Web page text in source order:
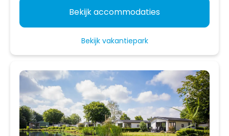
Bekijk accommodaties
Bekijk vakantiepark